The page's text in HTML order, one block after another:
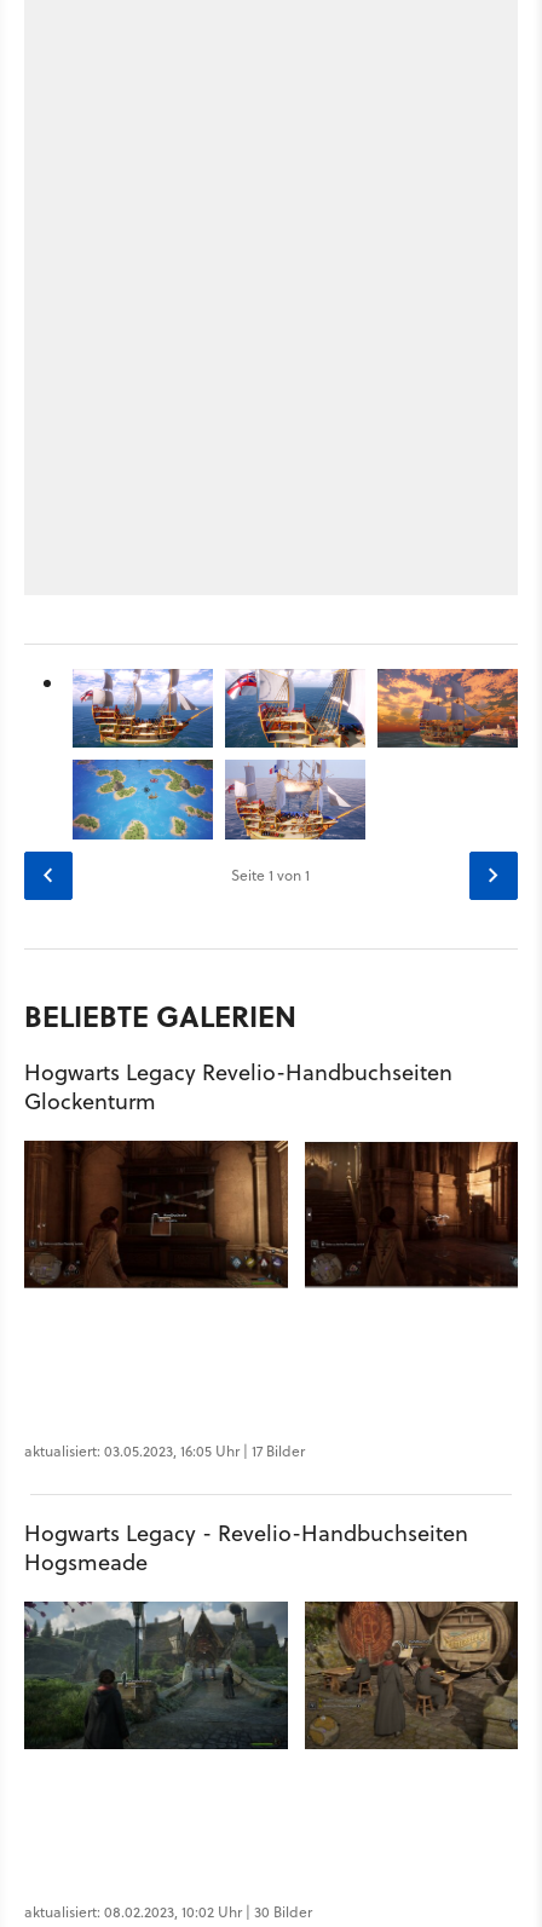
Seite1 von 1
BELIEBTE GALERIEN
Hogwarts Legacy Revelio-Handbuchseiten
Glockenturm
aktualisiert: 03.05.2023, 16:05 Uhr | 17 Bilder
Hogwarts Legacy - Revelio-Handbuchseiten
Hogsmeade
aktualisiert: 08.02.2023, 10:02 Uhr | 30 Bilder